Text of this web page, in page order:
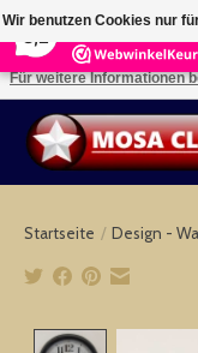
Kies uw taal: NL -- Wählen
Startseite / Design -
Wir benutzen Cookies nur
Ist das
Für weitere Informationen